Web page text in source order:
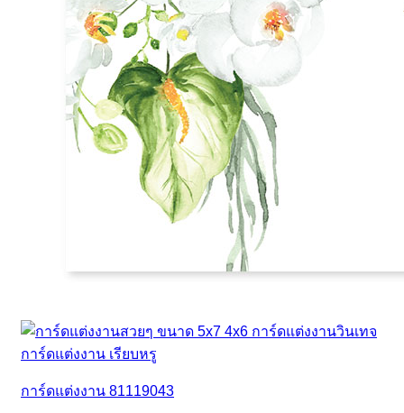
การ์ดแต่งงาน 81119043